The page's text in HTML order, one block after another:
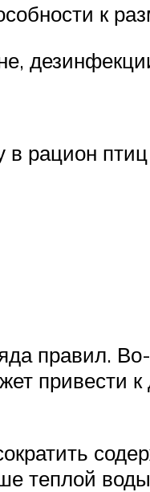
к
в рацион
правил.
привести
теплой